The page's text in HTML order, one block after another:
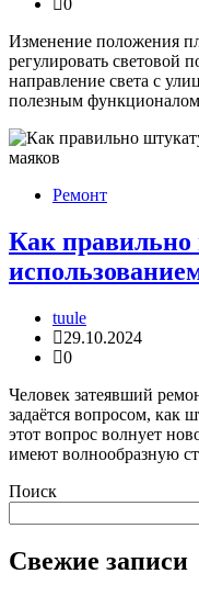
0
Изменение положения
регулировать световой
направление света с
полезным
Ремонт
Как правильно
tuule
29.10.2024
0
Человек затеявший
задаётся вопросом, как
этот вопрос волнует
имеют волнообразную
Поиск
Свежие записи